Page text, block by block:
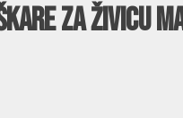
za živicu